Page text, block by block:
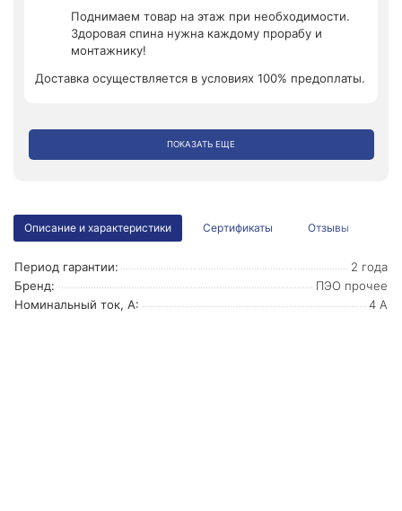
Поднимаем товар на этаж при необходимости.
Здоровая спина нужна каждому прорабу и
монтажнику!
Доставка осуществляется в условиях 100% предоплаты.
ПОКАЗАТЬ ЕЩЕ
Описание и характеристики Сертификаты Отзывы
Период гарантии:
2 года
Бренд:
ПЭО прочее
Номинальный ток, А:
4 А